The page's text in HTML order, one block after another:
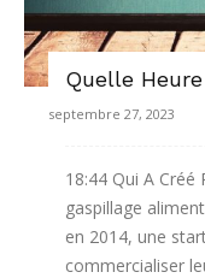
Quelle
septembre 27, 2023
18:44 Qui A
gaspillage
en 2014, une
commercialiser